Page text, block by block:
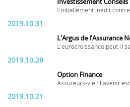
Investissement Conseils
Emballement inédit
2019.10.31
L'Argus de l'Assurance
L'eurocroissance peut-il
2019.10.28
Option Finance
Assureurs-vie : l'avenir
2019.10.21